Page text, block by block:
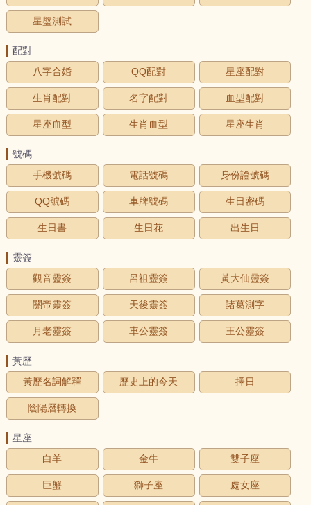
星盤測試
配對
八字合婚
QQ配對 星座配對
生肖配對 名字配對 血型配對
星座血型 生肖血型 星座生肖
號碼
手機號碼
電話號碼 身份證號碼
QQ號碼 車牌號碼 生日密碼
生日書 生日花 出生日
靈簽
觀音靈簽
呂祖靈簽 黃大仙靈簽
關帝靈簽 天後靈簽 諸葛測字
月老靈簽 車公靈簽 王公靈簽
黃歷
黃歷名詞解釋
歷史上的今天 擇日
陰陽曆轉換
星座
白羊
金牛 雙子座
巨蟹 獅子座 處女座